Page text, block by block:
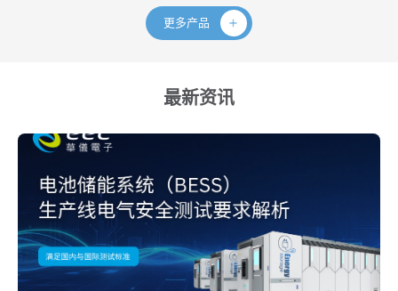
更多产品
最新资讯